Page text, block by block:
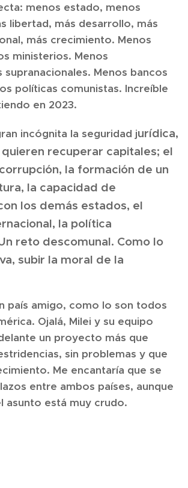
menos estado, menos
libertad, más desarrollo, más
más crecimiento. Menos
ministerios. Menos
supranacionales. Menos bancos
políticas comunistas. Increíble
en 2023.
incógnita la seguridad jurídica,
recuperar capitales; el
la formación de un
la capacidad de
los demás estados, el
la política
reto descomunal. Como lo
subir la moral de la
país amigo, como lo son todos
Ojalá, Milei y su equipo
un proyecto más que
sin problemas y que
Me encantaría que se
entre ambos países, aunque
asunto está muy crudo.